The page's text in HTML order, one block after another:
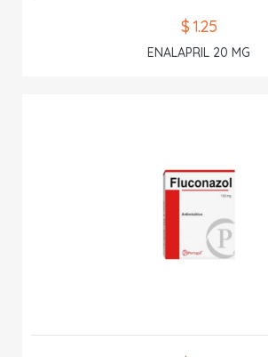
$ 1.25
ENALAPRIL 20 MG